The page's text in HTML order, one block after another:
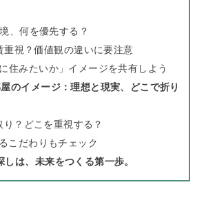
、何を優先する？
重視？価値観の違いに要注意
住みたいか」イメージを共有しよう
屋のイメージ：理想と現実、どこで折り
？どこを重視する？
こだわりもチェック
しは、未来をつくる第一歩。